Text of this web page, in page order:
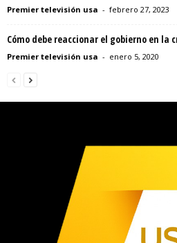
Premier televisión usa - febrero 27, 2023
Cómo debe reaccionar el gobierno en la
Premier televisión usa - enero 5, 2020